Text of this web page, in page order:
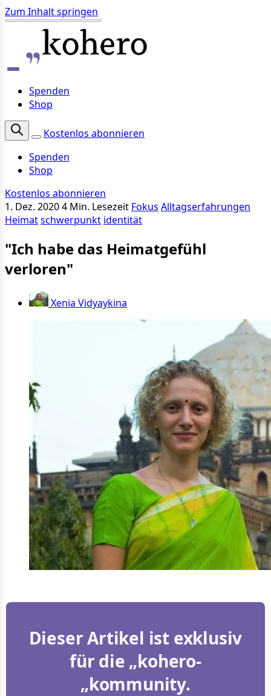
Zum Inhalt springen
Spenden
Shop
Kostenlos abonnieren
Spenden
Shop
Kostenlos abonnieren
1. Dez. 20204 Min. Lesezeit Fokus Alltagserfahrungen
Heimatschwerpunkt identität
"Ich habe das Heimatgefühl
verloren"
Xenia Vidyaykina
Dieser Artikel ist exklusiv
für die „kohero-
„kommunity.